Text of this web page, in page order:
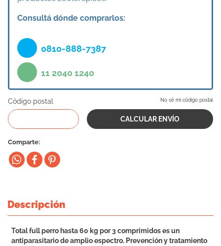
Consultá dónde comprarlos:
0810-888-7387
11 2040 1240
Código postal No sé mi código postal
Comparte
Descripción
Total full perro hasta 60 kg por 3 comprimidos es un
antiparasitario de amplio espectro. Prevención y tratamiento